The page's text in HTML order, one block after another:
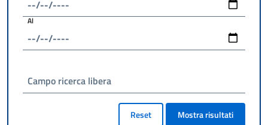
Al
Campo ricerca libera
Reset Mostra risultati